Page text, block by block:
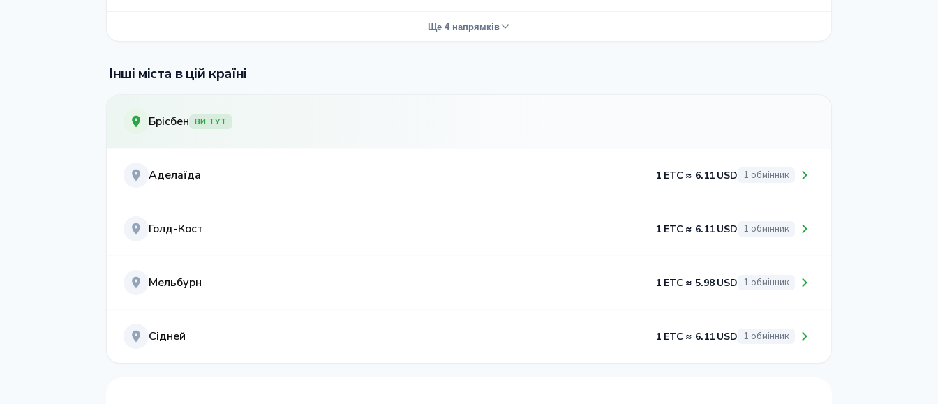
Ще 4 напрямків
Інші міста в цій країні
Брісбен ВИ ТУТ
Аделаїда 1 ETC ≈ 6.11 USD 1 обмінник
Голд-Кост 1 ETC ≈ 6.11 USD 1 обмінник
Мельбурн 1 ETC ≈ 5.98 USD 1 обмінник
Сідней 1 ETC ≈ 6.11 USD 1 обмінник